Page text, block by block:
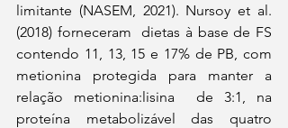
limitante (NASEM, 2021). Nursoy et al.
(2018) forneceram  dietas à base de FS
contendo 11, 13, 15 e 17% de PB, com
metionina protegida para manter a
relação metionina:lisina  de 3:1, na
proteína metabolizável das quatro